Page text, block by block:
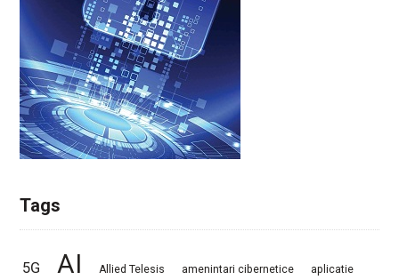
Tags
5G AI Allied Telesis amenintari cibernetice aplicatie